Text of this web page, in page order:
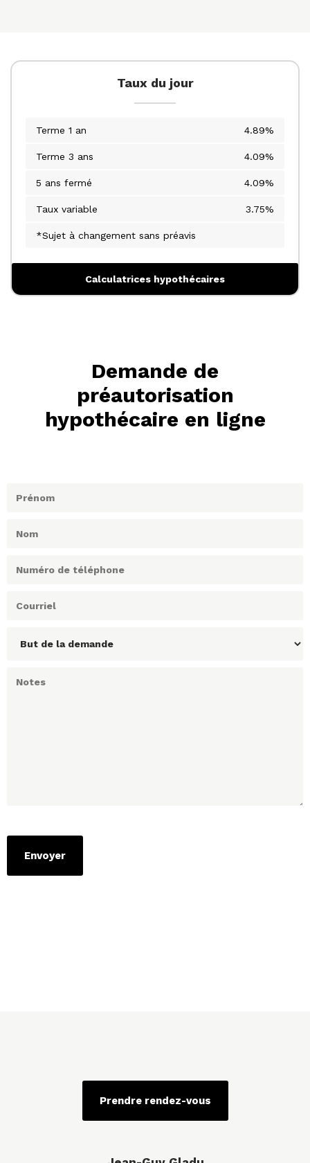
Taux du jour
Terme 1 an 4.89%
Terme 3 ans 4.09%
5 ans fermé 4.09%
Taux variable 3.75%
*Sujet à changement sans préavis
Calculatrices hypothécaires
Demande de
préautorisation
hypothécaire en ligne
Prendre rendez-vous